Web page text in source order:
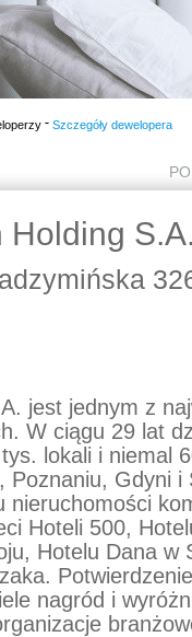
- Szczegóły dewelopera
Holding
jest jednym z
W ciągu 29 lat
lokali i niemal
Poznaniu, Gdyni
nieruchomości
Hoteli 500,
Hotelu Dana w
nagród i